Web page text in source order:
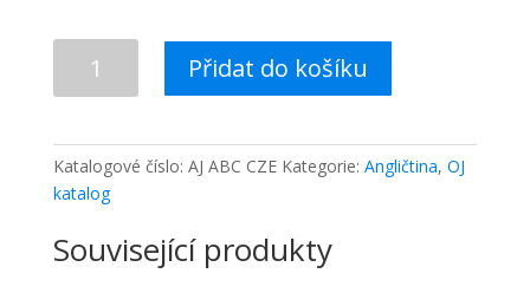
abeceda
-
minikurz
Přidat do košíku
Katalogové číslo: AJ ABC CZE Kategorie: Angličtina, OJ
katalog
Související produkty